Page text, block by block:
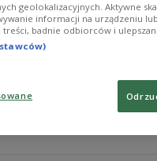
noszące koszulki z
fanów, dziś wiele
shircie. Sprawdzamy jak
Czwórka
geolokalizacyjnych. Aktywne
informacji na urządzeniu
badnie odbiorców i